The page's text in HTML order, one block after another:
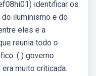
identificar os
iluminismo e do
eles e a
reunia todo o
( ) governo
muito criticada.